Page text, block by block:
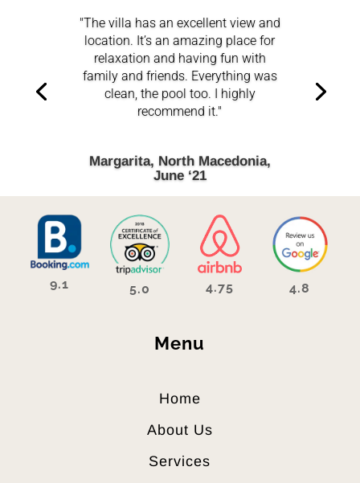
"The villa has an excellent view and
location. It’s an amazing place for
relaxation and having fun with
family and friends. Everything was
clean, the pool too. I highly
recommend it."
Margarita, North Macedonia,
June ‘21
9.1 5.0 4.75 4.8
Menu
Home
About Us
Services